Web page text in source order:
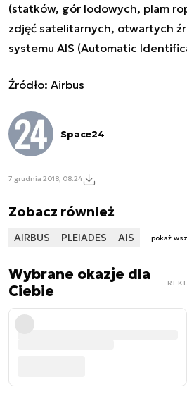
(statków, gór lodowych, plam
zdjęć satelitarnych, otwartych
systemu AIS (Automatic
Źródło: Airbus
Space24
7 grudnia 2018, 08:24
Zobacz również
AIRBUS PLEIADES AIS pokaż
Wybrane okazje dla
Ciebie